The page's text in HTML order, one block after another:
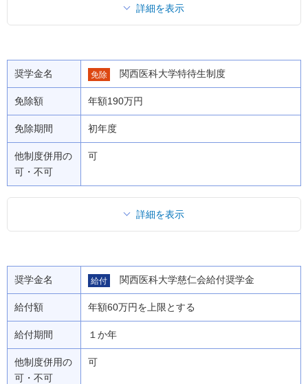
詳細を表示
奨学金名 免除 関西医科大学特待生制度
免除額 年額190万円
免除期間 初年度
他制度併用の
可・不可
可
詳細を表示
奨学金名 給付 関西医科大学慈仁会給付奨学金
給付額 年額60万円を上限とする
給付期間 １か年
他制度併用の
可・不可
可